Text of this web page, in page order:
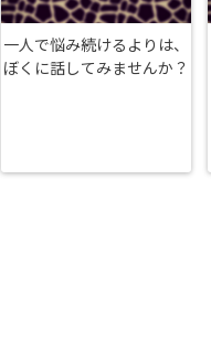
一人で悩み続けるよりは、
ぼくに話してみませんか？